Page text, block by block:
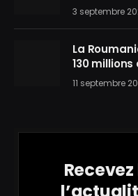
3 septembre
La
130
11 septembre